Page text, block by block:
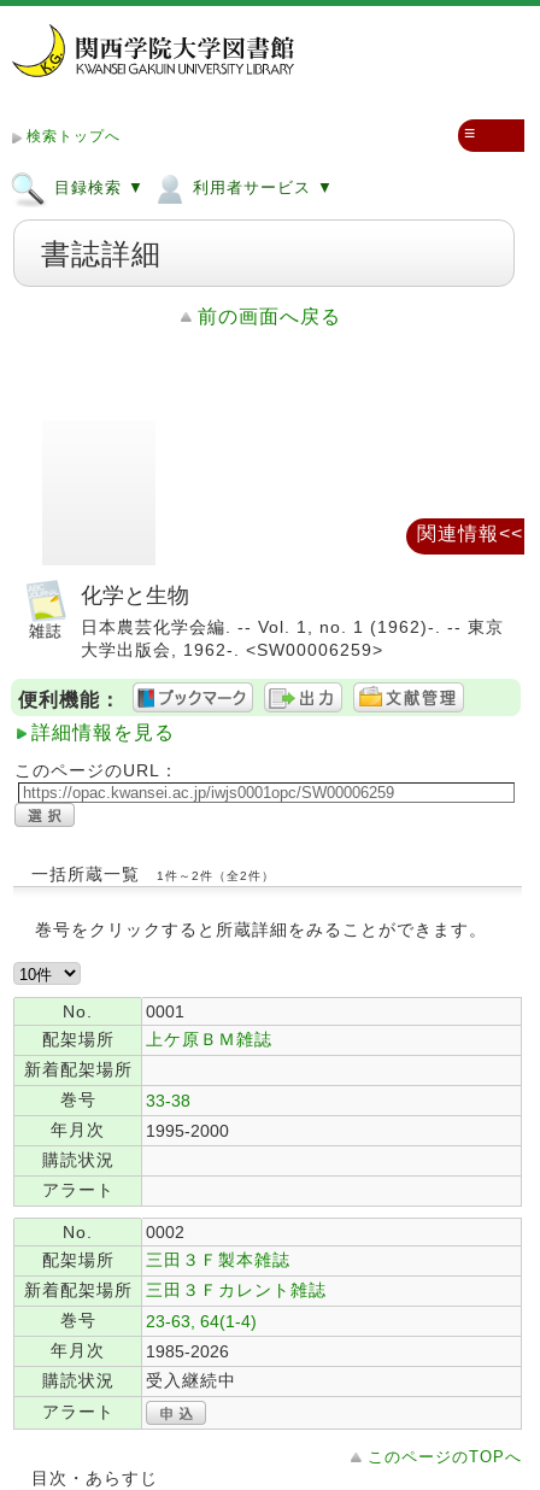
検索トップへ
目録検索 ▼ 利用者サービス ▼
≡
書誌詳細
前の画面へ戻る
化学と生物
日本農芸化学会編. -- Vol. 1, no. 1 (1962)-. -- 東京
大学出版会, 1962-. <SW00006259>
便利機能：
詳細情報を見る
このページのURL：
一括所蔵一覧 1件～2件（全2件）
巻号をクリックすると所蔵詳細をみることができます。
No.
0001
配架場所
上ケ原ＢＭ雑誌
新着配架場所
巻号
33-38
年月次
1995-2000
購読状況
アラート
No.
0002
配架場所
三田３Ｆ製本雑誌
新着配架場所
三田３Ｆカレント雑誌
巻号
23-63, 64(1-4)
年月次
1985-2026
購読状況
受入継続中
アラート
このページのTOPへ
目次・あらすじ
関連情報<<